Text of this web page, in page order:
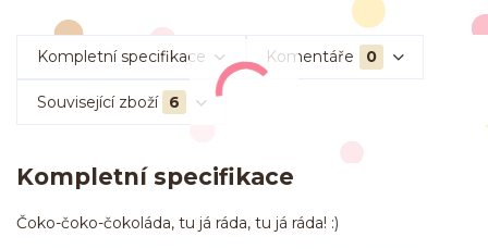
Kompletní specifikace Komentáře 0
Související zboží 6
Kompletní specifikace
Čoko-čoko-čokoláda, tu já ráda, tu já ráda! :)